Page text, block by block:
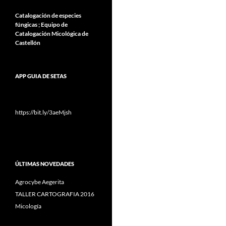
Catalogación de especies
fúngicas ; Equipo de
Catalogación Micológica de
Castellón
APP GUIA DE SETAS
https://bit.ly/3aeMjsh
ÚLTIMAS NOVEDADES
Agrocybe Aegerita
TALLER CARTOGRAFIA 2016
Micología